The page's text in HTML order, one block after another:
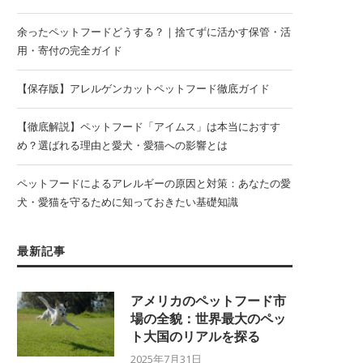
余ったペットフードどうする？｜捨てずに活かす保管・活
用・寄付の完全ガイド
【保存版】アレルゲンカットペットフード徹底ガイド
【徹底解説】ペットフード「アイムス」は本当におすす
め？選ばれる理由と愛犬・愛猫への影響とは
ペットフードによるアレルギーの原因と対策：あなたの愛
犬・愛猫を守るために知っておきたい基礎知識
最新記事
アメリカのペットフード市
場の全貌：世界最大のペッ
ト大国のリアルを探る
2025年7月31日